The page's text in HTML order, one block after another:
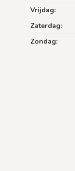
Vrijdag:
Zaterdag:
Zondag: